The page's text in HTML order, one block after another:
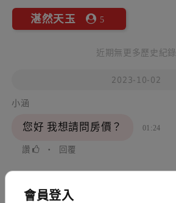
湛然天玉 5
近期無更多歷史紀錄
2023-10-02
小涵
您好 我想請問房價？ 01:24
讚 ‧ 回覆
會員登入